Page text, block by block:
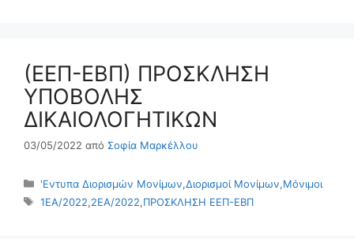
(ΕΕΠ-ΕΒΠ) ΠΡΟΣΚΛΗΣΗ
ΥΠΟΒΟΛΗΣ
ΔΙΚΑΙΟΛΟΓΗΤΙΚΩΝ
03/05/2022 από Σοφία Μαρκέλλου
Κατηγορίες
'Εντυπα Διορισμών Μονίμων,Διορισμοί Μονίμων,Μόνιμοι
Ετικέτες
1ΕΑ/2022,2ΕΑ/2022,ΠΡΟΣΚΛΗΣΗ ΕΕΠ-ΕΒΠ